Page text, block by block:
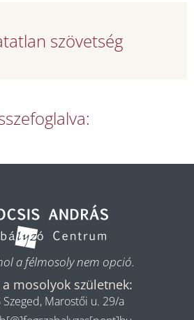
szövetség
a félmosoly nem opció.
mosolyok születnek:
Szeged, Marostői u. 29/a